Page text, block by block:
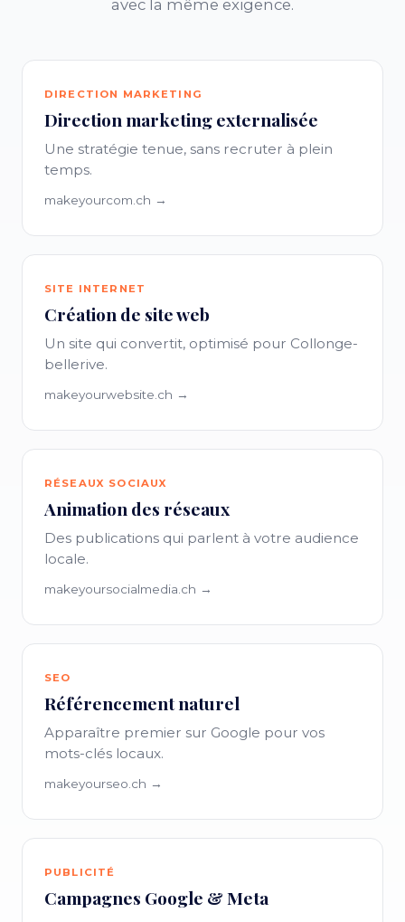
avec la même exigence.
DIRECTION MARKETING
Direction marketing externalisée
Une stratégie tenue, sans recruter à plein
temps.
makeyourcom.ch →
SITE INTERNET
Création de site web
Un site qui convertit, optimisé pour Collonge-
bellerive.
makeyourwebsite.ch →
RÉSEAUX SOCIAUX
Animation des réseaux
Des publications qui parlent à votre audience
locale.
makeyoursocialmedia.ch →
SEO
Référencement naturel
Apparaître premier sur Google pour vos
mots-clés locaux.
makeyourseo.ch →
PUBLICITÉ
Campagnes Google & Meta